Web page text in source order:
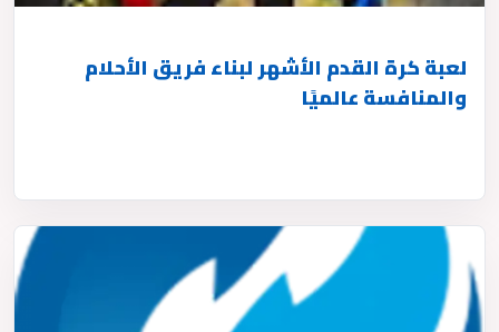
لعبة كرة القدم الأشهر لبناء فريق الأحلام
والمنافسة عالميًا